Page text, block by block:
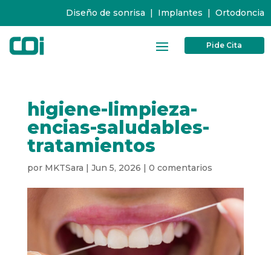
Diseño de sonrisa | Implantes | Ortodoncia
Pide Cita
higiene-limpieza-
encias-saludables-
tratamientos
por MKTSara | Jun 5, 2026 | 0 comentarios